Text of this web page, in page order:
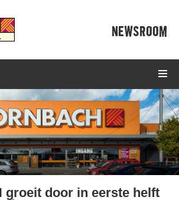
NEWSROOM
groeit door in eerste helft